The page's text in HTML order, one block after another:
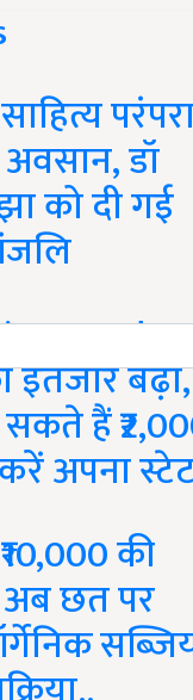
डॉ
को दी गई
इंतजार बढ़ा,
हैं
अपना
की
अब छत पर